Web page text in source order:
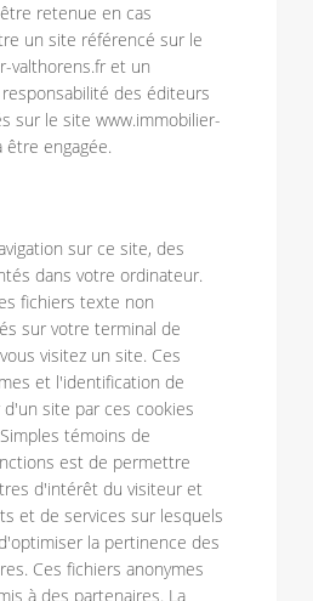
retenue en cas
un site référencé sur le
valthorens.fr et un
des éditeurs
sur le site www.immobilier-
engagée.
sur ce site, des
dans votre ordinateur.
fichiers texte non
sur votre terminal de
visitez un site. Ces
et l'identification de
site par ces cookies
témoins de
est de permettre
d'intérêt du visiteur et
et de services sur lesquels
la pertinence des
Ces fichiers anonymes
à des partenaires. La